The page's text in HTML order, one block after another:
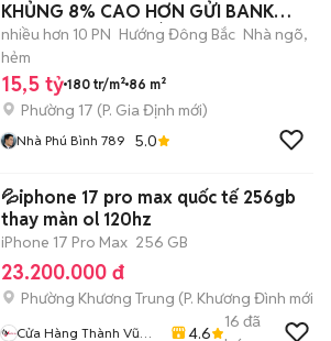
KHỦNG 8% CAO HƠN GỬI BANK
15CHDV THANG MÁY
nhiều hơn 10 PN Hướng Đông Bắc Nhà ngõ,
hẻm
15,5 tỷ 180 tr/m² 86 m²
Phường 17 (P. Gia Định mới)
Nhà Phú Bình 789 5.0
💦iphone 17 pro max quốc tế 256gb
thay màn ol 120hz
iPhone 17 Pro Max 256 GB
23.200.000 đ
Phường Khương Trung (P. Khương Đình mới)
Cửa Hàng Thành Vũ
4.6
16 đã